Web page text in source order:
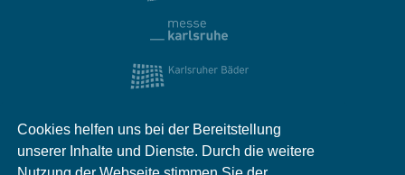
Cookies helfen uns bei der Bereitstellung
unserer Inhalte und Dienste. Durch die weitere